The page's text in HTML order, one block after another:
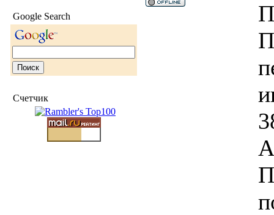
Google Search
Счетчик